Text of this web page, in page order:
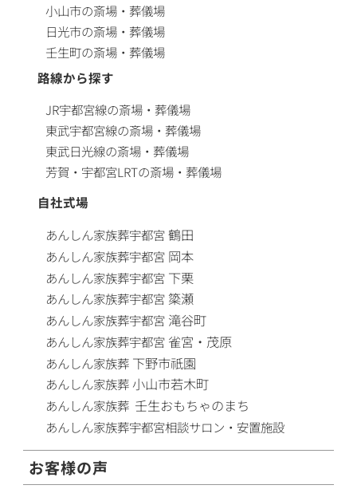
小山市の斎場・葬儀場
日光市の斎場・葬儀場
壬生町の斎場・葬儀場
路線から探す
JR宇都宮線の斎場・葬儀場
東武宇都宮線の斎場・葬儀場
東武日光線の斎場・葬儀場
芳賀・宇都宮LRTの斎場・葬儀場
自社式場
あんしん家族葬宇都宮鶴田
あんしん家族葬宇都宮 岡本
あんしん家族葬宇都宮 下栗
あんしん家族葬宇都宮 簗瀬
あんしん家族葬宇都宮 滝谷町
あんしん家族葬宇都宮 雀宮・茂原
あんしん家族葬 下野市祇園
あんしん家族葬小山市若木町
あんしん家族葬 壬生おもちゃのまち
あんしん家族葬宇都宮相談サロン・安置施設
お客様の声